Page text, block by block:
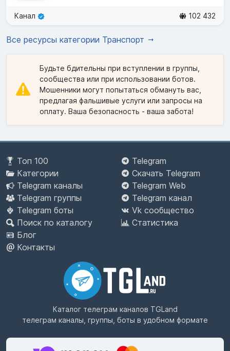
Канал 102 432
Все ресурсы категории Транспорт
Будьте бдительны при вступлении в группы,
сообщества или при использовании ботов.
Мошенники могут попытаться обмануть вас,
предлагая фальшивые услуги или запросы на
оплату. Ваша безопасность - ваша забота!
Топ 100
Категории
Telegram каналы
Telegram группы
Telegram боты
Поиск по каталогу
Блог
Контакты
Telegram
Скачать Telegram
Telegram Web
Telegram канал
Vk сообщество
Статистика
Каталог телеграм каналов TGLand
телеграм каналы, группы, боты в удобном формате